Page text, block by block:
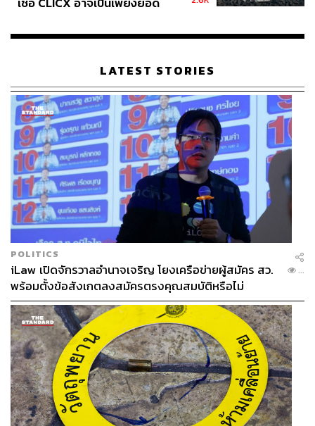
ของทีเส็บให้เป็นผู้กำหนดนโยบาย (Policy Shaper) และสร้าง
ระบบนิเวศโดยคนไทย และสร้างมาตรฐานให้เกิดขึ้นใน
การสร้างมาตรฐานผู้ให้บริการ ผู้จัดงาน และสถานที่จัดงาน
(qualify listed) ทั้งหมด
การขยายโอกาสสู่เมืองไมซ์ซิตี้
หนึ่งในนโยบายสำคัญคือการกระจายความเจริญและรายได้
สู่ท้องถิ่น แม้งานแสดงสินค้าส่วนใหญ่ยังคงกระจุกตัวอยู่ใน
กรุงเทพฯ แต่ทีเส็บกำลังพยายามขยายงานไปยังเมืองรอง ซึ่ง
ในความหมายนี้คือเมืองเศรษฐกิจที่มีศักยภาพ
การที่เมืองรองจะมีโอกาสเป็นเจ้าภาพงานแสดงสินค้าได้นั้น
ต้องมีคุณสมบัติ 3 ประการ คือ Connectivity ต้องเชื่อมต่อได้
ง่าย โดยเฉพาะการมีสนามบิน เพราะนักธุรกิจไม่ต้องการเสีย
เวลาเดินทาง ต่อมาจะต้องมีอุตสาหกรรมเป้าหมายอยู่ในพื้นที่
เพื่อให้มีผู้ซื้อและผู้ขายเกิดขึ้นจริง
“ภาคเหนือเน้นอาหาร ภาคอีสานเน้นเกษตร ภาคตะวันออกมี
EEC ที่เป็นนิคมอุตสาหกรรม และภาคใต้มีอาหารทะเล
ยางพารา หรือกลุ่มฮาลาล หากไม่มีอุตสาหกรรมเป้าหมาย ก็
เรือนไทยที่ถูกซุกไว้
LATEST STORIES
POLITICS
iLaw เปิดจักรวาลอำนาจเจริญ โยงเครือข่ายผู้สมัคร สว.
พร้อมตั้งข้อสังเกตลงสมัครตรงคุณสมบัติหรือไม่
...